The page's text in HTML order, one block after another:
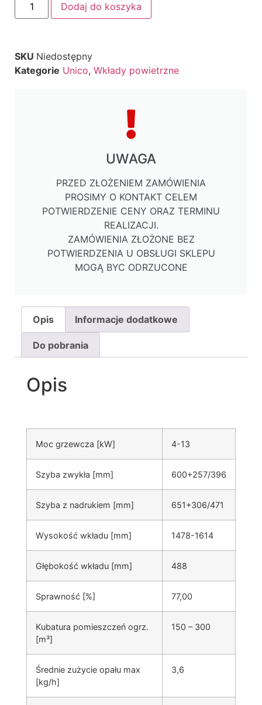
Dodaj do koszyka
SKU Niedostępny
Kategorie Unico, Wkłady powietrzne
UWAGA
PRZED ZŁOŻENIEM ZAMÓWIENIA
PROSIMY O KONTAKT CELEM
POTWIERDZENIE CENY ORAZ TERMINU
REALIZACJI.
ZAMÓWIENIA ZŁOŻONE BEZ
POTWIERDZENIA U OBSŁUGI SKLEPU
MOGĄ BYC ODRZUCONE
Opis Informacje dodatkowe
Do pobrania
Opis
Moc grzewcza [kW] 4-13
Szyba zwykła [mm] 600+257/396
Szyba z nadrukiem [mm] 651+306/471
Wysokość wkładu [mm] 1478-1614
Głębokość wkładu [mm] 488
Sprawność [%] 77,00
Kubatura pomieszczeń ogrz.
[m³]
150 – 300
Średnie zużycie opału max
[kg/h]
3,6